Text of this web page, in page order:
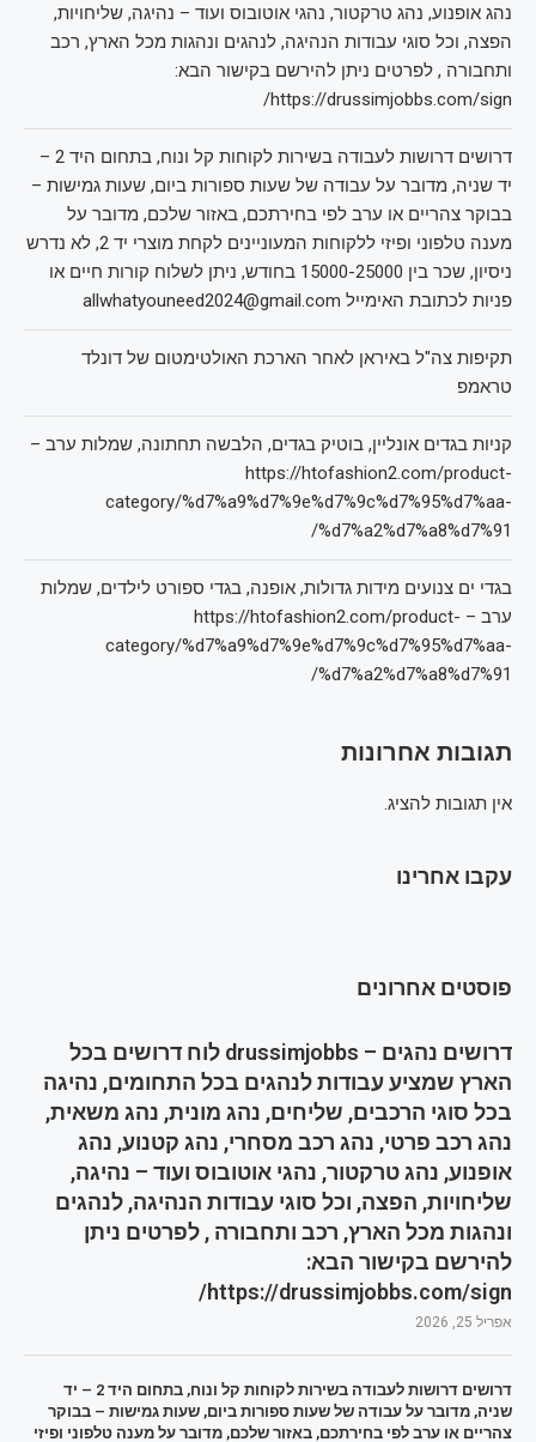
נהג אופנוע, נהג טרקטור, נהגי אוטובוס ועוד – נהיגה, שליחויות,
הפצה, וכל סוגי עבודות הנהיגה, לנהגים ונהגות מכל הארץ, רכב
ותחבורה , לפרטים ניתן להירשם בקישור הבא:
https://drussimjobbs.com/sign/
דרושים דרושות לעבודה בשירות לקוחות קל ונוח, בתחום היד 2 –
יד שניה, מדובר על עבודה של שעות ספורות ביום, שעות גמישות –
בבוקר צהריים או ערב לפי בחירתכם, באזור שלכם, מדובר על
מענה טלפוני ופיזי ללקוחות המעוניינים לקחת מוצרי יד 2, לא נדרש
ניסיון, שכר בין 15000-25000 בחודש, ניתן לשלוח קורות חיים או
פניות לכתובת האימייל allwhatyouneed2024@gmail.com
תקיפות צה"ל באיראן לאחר הארכת האולטימטום של דונלד
טראמפ
קניות בגדים אונליין, בוטיק בגדים, הלבשה תחתונה, שמלות ערב –
https://htofashion2.com/product-
category/%d7%a9%d7%9e%d7%9c%d7%95%d7%aa-
%d7%a2%d7%a8%d7%91/
בגדי ים צנועים מידות גדולות, אופנה, בגדי ספורט לילדים, שמלות
ערב – https://htofashion2.com/product-
category/%d7%a9%d7%9e%d7%9c%d7%95%d7%aa-
%d7%a2%d7%a8%d7%91/
תגובות אחרונות
אין תגובות להציג.
עקבו אחרינו
פוסטים אחרונים
דרושים נהגים – drussimjobbs לוח דרושים בכל
הארץ שמציע עבודות לנהגים בכל התחומים, נהיגה
בכל סוגי הרכבים, שליחים, נהג מונית, נהג משאית,
נהג רכב פרטי, נהג רכב מסחרי, נהג קטנוע, נהג
אופנוע, נהג טרקטור, נהגי אוטובוס ועוד – נהיגה,
שליחויות, הפצה, וכל סוגי עבודות הנהיגה, לנהגים
ונהגות מכל הארץ, רכב ותחבורה , לפרטים ניתן
להירשם בקישור הבא:
https://drussimjobbs.com/sign/
אפריל 25, 2026
דרושים דרושות לעבודה בשירות לקוחות קל ונוח, בתחום היד 2 – יד
שניה, מדובר על עבודה של שעות ספורות ביום, שעות גמישות – בבוקר
צהריים או ערב לפי בחירתכם, באזור שלכם, מדובר על מענה טלפוני ופיזי